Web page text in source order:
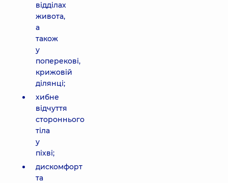
відділах
живота,
а
також
у
поперекові,
крижовій
ділянці;
хибне
відчуття
стороннього
тіла
у
піхві;
дискомфорт
та